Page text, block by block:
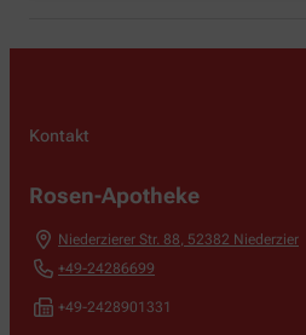
Kontakt
Rosen-Apotheke
Niederzierer Str. 88 52382 Niederzier
+49-24286699
+49-2428901331